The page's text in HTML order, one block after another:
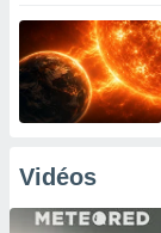
Vidéos